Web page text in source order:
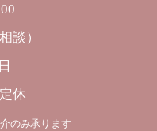
談）
休
のみ承ります